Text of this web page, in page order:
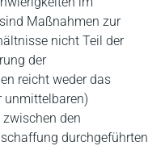
Maßnahmen zur
nicht Teil der
der
reicht weder das
unmittelbaren)
den
durchgeführten